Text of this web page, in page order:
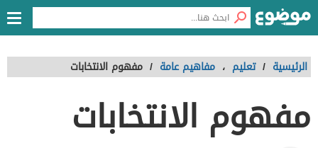
الرئيسية / تعليم ، مفاهيم عامة / مفهوم الانتخابات
مفهوم الانتخابات